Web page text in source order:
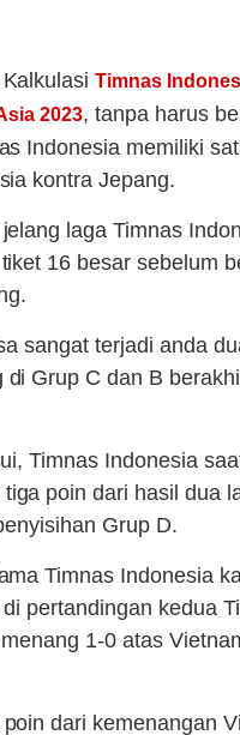
KalkulasiTimnas
2023, tanpa harus
Indonesia memiliki
kontra Jepang.
laga Timnas
16 besar sebelum
sangat terjadi anda
di Grup C dan B
Timnas Indonesia
poin dari hasil dua
Grup D.
Timnas Indonesia
pertandingan kedua
1-0 atas
dari kemenangan